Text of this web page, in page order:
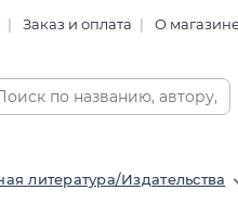
Заказ и оплата О
литература/Издательства